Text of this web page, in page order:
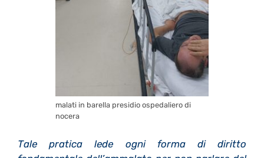
malati in barella presidio ospedaliero di
nocera
Tale pratica lede ogni forma di diritto